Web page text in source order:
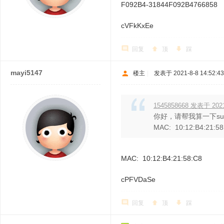
F092B4-31844F092B4766858
cVFkKxEe
回复 顶 踩
mayi5147 楼主 发表于 2021-8-8 14:52:43
1545858668 发表于
你好，请帮我算一下
MAC:
MAC: 10:12:B4:21:58:C8
cPFVDaSe
回复 顶 踩